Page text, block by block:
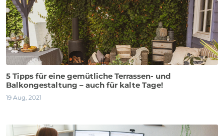
5 Tipps für eine gemütliche Terrassen- und
Balkongestaltung – auch für kalte Tage!
19 Aug, 2021